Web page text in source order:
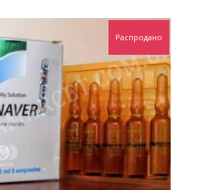
Распродано